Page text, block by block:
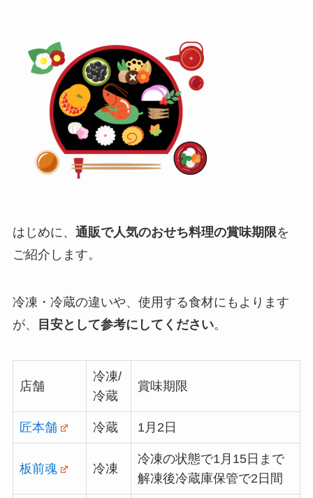
はじめに、 通販で人気のおせち料理の賞味期限を
ご紹介します。
冷凍・冷蔵の違いや、使用する食材にもよります
が、
目安として参考にしてください。
店舗
冷凍/
冷蔵
賞味期限
匠本舗 冷蔵 1月2日
板前魂 冷凍
冷凍の状態で1月15日まで
解凍後冷蔵庫保管で2日間